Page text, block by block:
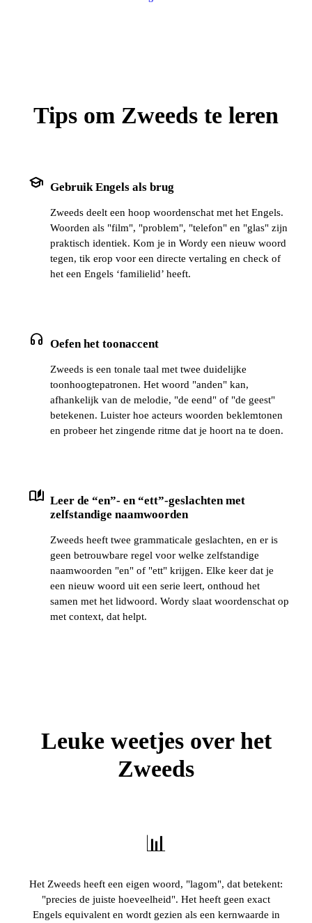
Tips om Zweeds te leren
school Gebruik Engels als brug
Zweeds deelt een hoop woordenschat met het Engels.
Woorden als "film", "problem", "telefon" en "glas" zijn
praktisch identiek. Kom je in Wordy een nieuw woord
tegen, tik erop voor een directe vertaling en check of
het een Engels ‘familielid’ heeft.
headphones Oefen het toonaccent
Zweeds is een tonale taal met twee duidelijke
toonhoogtepatronen. Het woord "anden" kan,
afhankelijk van de melodie, "de eend" of "de geest"
betekenen. Luister hoe acteurs woorden beklemtonen
en probeer het zingende ritme dat je hoort na te doen.
auto_stories Leer de “en”- en “ett”-geslachten met
zelfstandige naamwoorden
Zweeds heeft twee grammaticale geslachten, en er is
geen betrouwbare regel voor welke zelfstandige
naamwoorden "en" of "ett" krijgen. Elke keer dat je
een nieuw woord uit een serie leert, onthoud het
samen met het lidwoord. Wordy slaat woordenschat op
met context, dat helpt.
Leuke weetjes over het
Zweeds
📊
Het Zweeds heeft een eigen woord, "lagom", dat betekent:
"precies de juiste hoeveelheid". Het heeft geen exact
Engels equivalent en wordt gezien als een kernwaarde in